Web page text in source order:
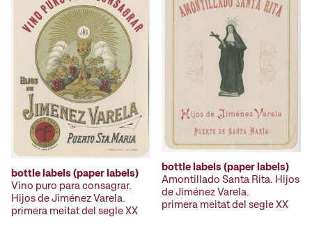
bottle labels (paper labels)
Vino puro para consagrar.
Hijos de Jiménez Varela.
primera meitat del segle XX
bottle labels (paper labels)
Amontillado Santa Rita. Hijos
de Jiménez Varela.
primera meitat del segle XX